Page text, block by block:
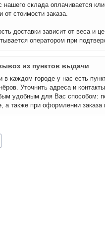
нашего склада оплачивается
от стоимости заказа.
доставки зависит от веса и
оператором при
из пунктов выдачи
в каждом городе у нас есть
Уточнить адреса и
удобным для Вас способом:
а также при оформлении заказа